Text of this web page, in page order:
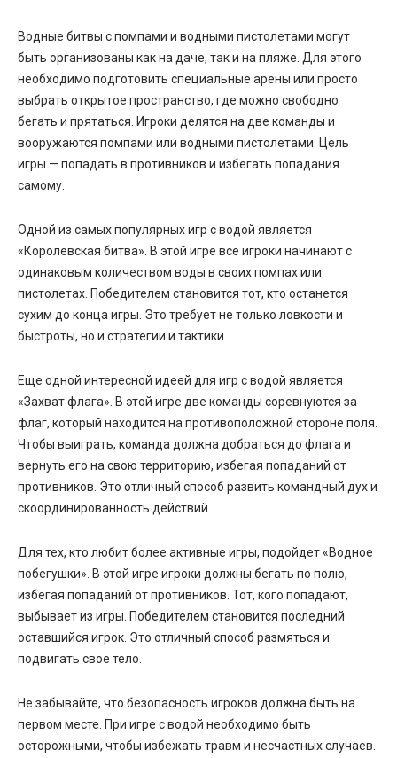
Водные битвы с помпами и водными пистолетами могут
быть организованы как на даче, так и на пляже. Для этого
необходимо подготовить специальные арены или просто
выбрать открытое пространство, где можно свободно
бегать и прятаться. Игроки делятся на две команды и
вооружаются помпами или водными пистолетами. Цель
игры — попадать в противников и избегать попадания
самому.
Одной из самых популярных игр с водой является
«Королевская битва». В этой игре все игроки начинают с
одинаковым количеством воды в своих помпах или
пистолетах. Победителем становится тот, кто останется
сухим до конца игры. Это требует не только ловкости и
быстроты, но и стратегии и тактики.
Еще одной интересной идеей для игр с водой является
«Захват флага». В этой игре две команды соревнуются за
флаг, который находится на противоположной стороне поля.
Чтобы выиграть, команда должна добраться до флага и
вернуть его на свою территорию, избегая попаданий от
противников. Это отличный способ развить командный дух и
скоординированность действий.
Для тех, кто любит более активные игры, подойдет «Водное
побегушки». В этой игре игроки должны бегать по полю,
избегая попаданий от противников. Тот, кого попадают,
выбывает из игры. Победителем становится последний
оставшийся игрок. Это отличный способ размяться и
подвигать свое тело.
Не забывайте, что безопасность игроков должна быть на
первом месте. При игре с водой необходимо быть
осторожными, чтобы избежать травм и несчастных случаев.